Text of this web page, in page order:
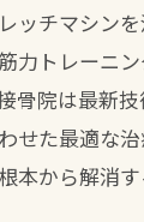
ッチマシン
力トレーニ
骨院は最新技
せた最適な治
本から解消す